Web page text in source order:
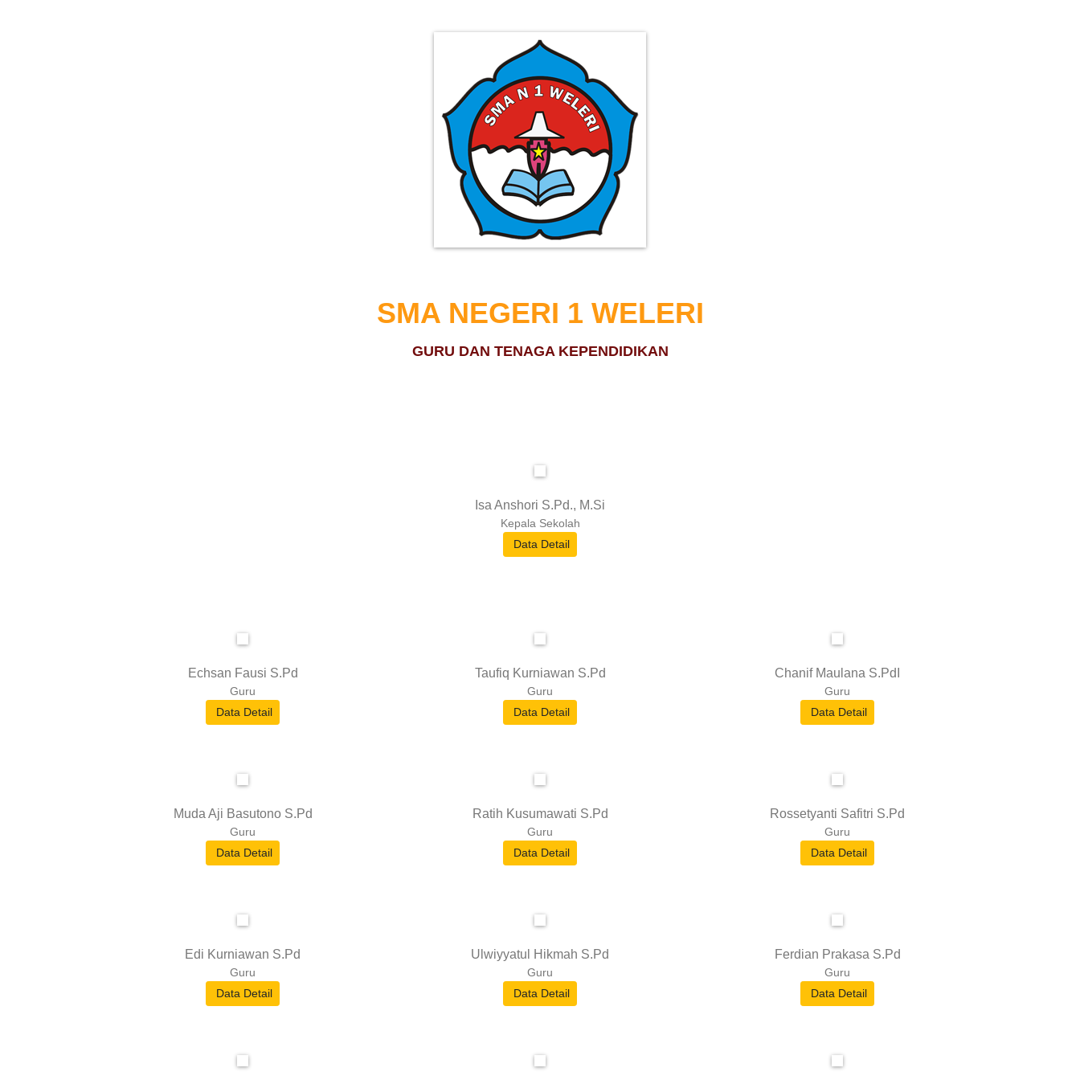
SMA NEGERI 1 WELERI
GURU DAN TENAGA KEPENDIDIKAN
Isa Anshori S.Pd., M.Si
Kepala Sekolah
Data Detail
Echsan Fausi S.Pd
Guru
Data Detail
Taufiq Kurniawan S.Pd
Guru
Data Detail
Chanif Maulana S.PdI
Guru
Data Detail
Muda Aji Basutono S.Pd
Guru
Data Detail
Ratih Kusumawati S.Pd
Guru
Data Detail
Rossetyanti Safitri S.Pd
Guru
Data Detail
Edi Kurniawan S.Pd
Guru
Data Detail
Ulwiyyatul Hikmah S.Pd
Guru
Data Detail
Ferdian Prakasa S.Pd
Guru
Data Detail